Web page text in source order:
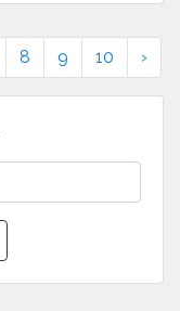
8 9 10 ›